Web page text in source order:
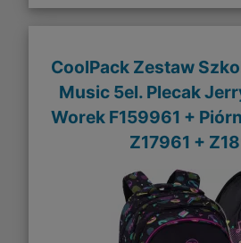
CoolPack Zestaw
Music 5el. Plecak
Worek F159961 +
Z17961 +